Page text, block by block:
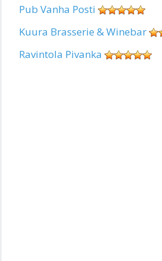
Pub Vanha Posti
Kuura Brasserie & Winebar
Ravintola Pivanka